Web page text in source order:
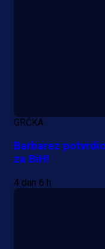
A Selekcija
trijumf
7 h 8 min
GRČKA
Barbarez
za BiH!
4 dan 6 h